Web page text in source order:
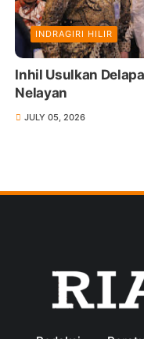
INDRAGIRI HILIR
Inhil Usulkan
Nelayan
JULY 05, 2026